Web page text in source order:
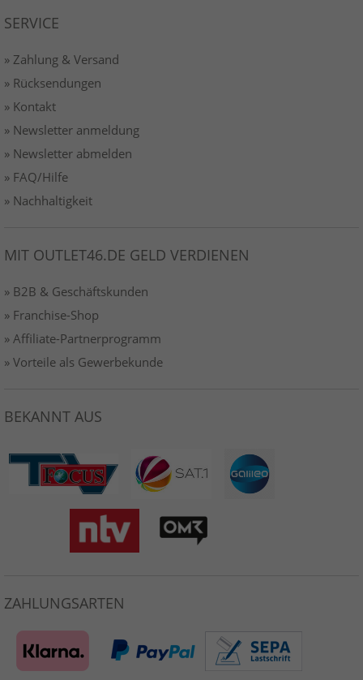
SERVICE
» Zahlung & Versand
» Rücksendungen
» Kontakt
» Newsletter anmeldung
» Newsletter abmelden
» FAQ/Hilfe
» Nachhaltigkeit
MIT OUTLET46.DE GELD VERDIENEN
» B2B & Geschäftskunden
» Franchise-Shop
» Affiliate-Partnerprogramm
» Vorteile als Gewerbekunde
BEKANNT AUS
ZAHLUNGSARTEN